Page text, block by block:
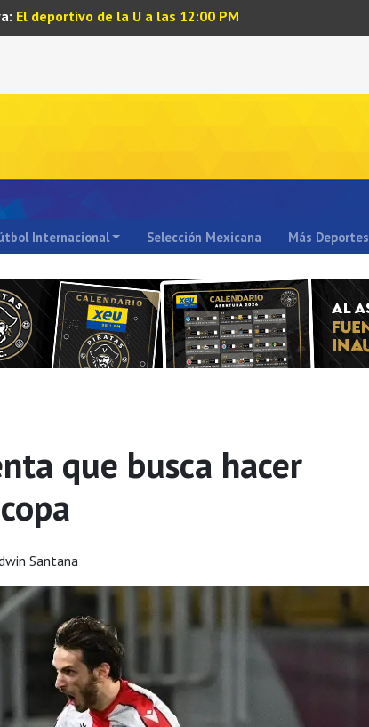
El deportivo de la U a las 12:00 PM
Internacional Selección Mexicana Más Deportes
que busca hacer
Santana